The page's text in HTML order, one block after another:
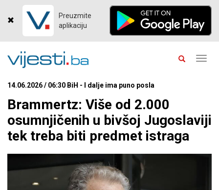
Preuzmite
aplikaciju
14.06.2026 / 06:30 BiH - I dalje ima puno posla
Brammertz: Više od 2.000
osumnjičenih u bivšoj Jugoslaviji
tek treba biti predmet istraga